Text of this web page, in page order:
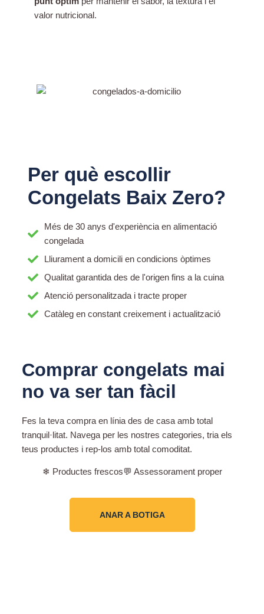
valor nutricional.
Per què escollir
Congelats Baix Zero?
Més de 30 anys d'experiència en alimentació
congelada
Lliurament a domicili en condicions òptimes
Qualitat garantida des de l'origen fins a la cuina
Atenció personalitzada i tracte proper
Catàleg en constant creixement i actualització
Comprar congelats mai
no va ser tan fàcil
Fes la teva compra en línia des de casa amb total
tranquil·litat. Navega per les nostres categories, tria els
teus productes i rep-los amb total comoditat.
❄ Productes frescos💬 Assessorament proper
ANAR A BOTIGA